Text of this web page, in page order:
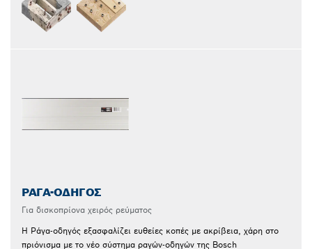
ΡΆΓΑ-ΟΔΗΓΌΣ
Για δισκοπρίονα χειρός ρεύματος
Η Ράγα-οδηγός εξασφαλίζει ευθείες κοπές με ακρίβεια, χάρη στο
πριόνισμα με το νέο σύστημα ραγών-οδηγών της Bosch